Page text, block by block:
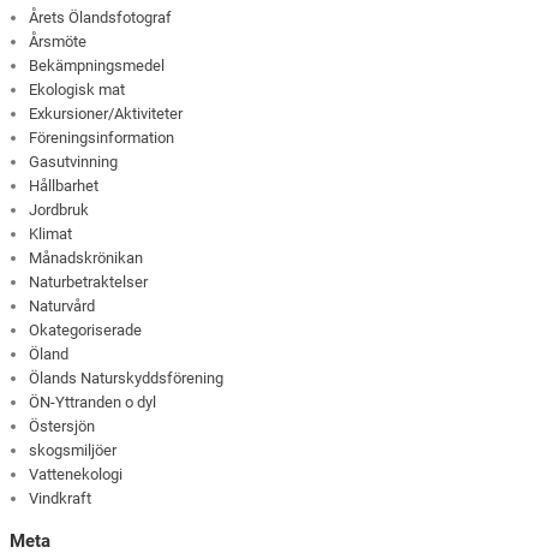
Årets Ölandsfotograf
Årsmöte
Bekämpningsmedel
Ekologisk mat
Exkursioner/Aktiviteter
Föreningsinformation
Gasutvinning
Hållbarhet
Jordbruk
Klimat
Månadskrönikan
Naturbetraktelser
Naturvård
Okategoriserade
Öland
Ölands Naturskyddsförening
ÖN-Yttranden o dyl
Östersjön
skogsmiljöer
Vattenekologi
Vindkraft
Meta